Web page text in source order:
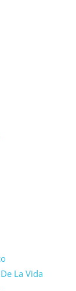
La Vida